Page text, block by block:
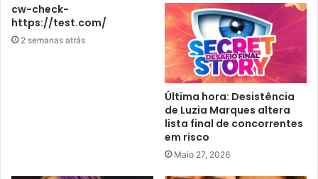
cw-check-
https://test.com/
2 semanas atrás
Última hora: Desistência
de Luzia Marques altera
lista final de concorrentes
em risco
Maio 27, 2026